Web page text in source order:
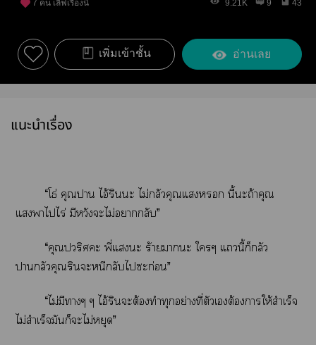
7 คน เลิฟเรื่องนี้ 9.21K 9 43
เพิ่มเข้าชั้น อ่านเลย
แนะนำเรื่อง
“โธ่ คุณา ไอ้รินะ ไม่กลัวคุณแ นี้ะถ้าคุณ
แาไไร่ มีหวังะไม่ากลับ”
“คุณปวริศะ พี่แะ ร้ายาะ ใๆ แนี้ก็กลัว
ากลัวคุณรินะหนีกลับไะก่อน”
“ไม่มีาๆ ๆ ไอ้รินะต้องทำทุกอย่างที่ตัวเต้องาให้สำเร็จ
ไม่สำเร็จมันก็ะไม่หยุด”